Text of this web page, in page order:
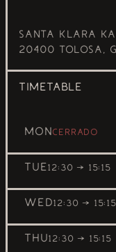
Santa Klara
20400 Tolosa,
TIMETABLE
MONCerrado
TUE12:30 → 15:15
WED12:30 → 15:15
THU12:30 → 15:15